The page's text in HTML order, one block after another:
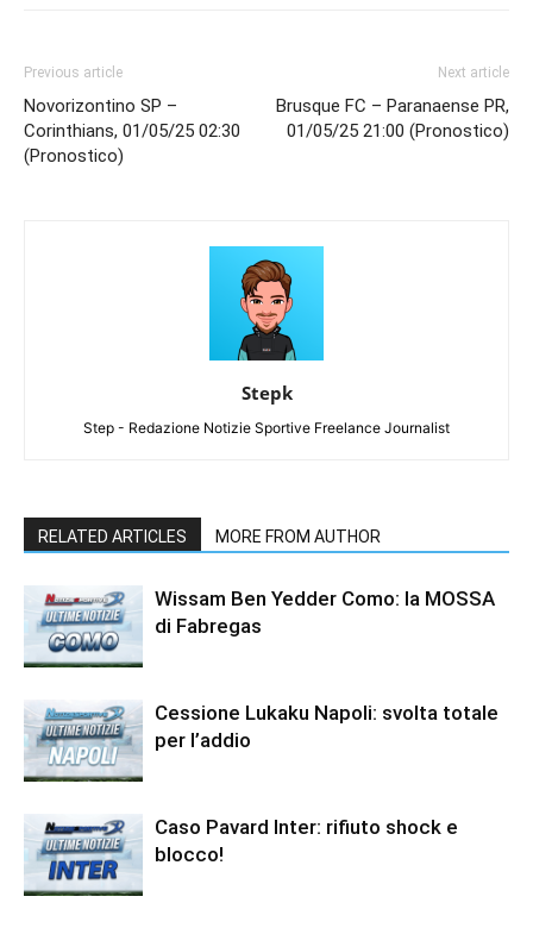
Previous article
Novorizontino SP –
Corinthians, 01/05/25 02:30
(Pronostico)
Next article
Brusque FC – Paranaense PR,
01/05/25 21:00 (Pronostico)
Stepk
Step - Redazione Notizie Sportive Freelance Journalist
RELATED ARTICLES MORE FROM AUTHOR
Wissam Ben Yedder Como: la MOSSA
di Fabregas
Cessione Lukaku Napoli: svolta totale
per l’addio
Caso Pavard Inter: rifiuto shock e
blocco!